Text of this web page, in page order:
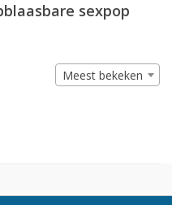
sexpop
Meest bekeken